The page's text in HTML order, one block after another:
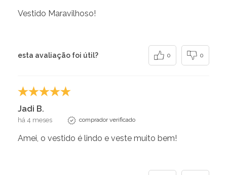
Vestido Maravilhoso!
esta avaliação foi útil? 0 0
Jadi B.
há 4 meses comprador verificado
Amei, o vestido é lindo e veste muito bem!